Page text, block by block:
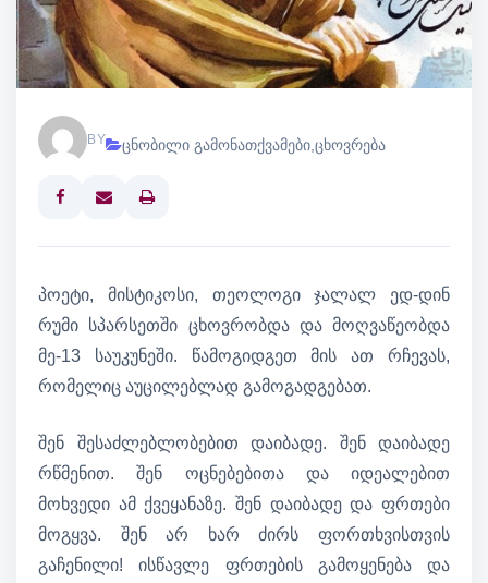
BY ცნობილი გამონათქვამები ცხოვრება
Print
პოეტი, მისტიკოსი, თეოლოგი ჯალალ ედ-დინ
რუმი სპარსეთში ცხოვრობდა და მოღვაწეობდა
მე-13 საუკუნეში. წამოგიდგეთ მის ათ რჩევას,
რომელიც აუცილებლად გამოგადგებათ.
შენ შესაძლებლობებით დაიბადე. შენ დაიბადე
რწმენით. შენ ოცნებებითა და იდეალებით
მოხვედი ამ ქვეყანაზე. შენ დაიბადე და ფრთები
მოგყვა. შენ არ ხარ ძირს ფორთხვისთვის
გაჩენილი! ისწავლე ფრთების გამოყენება და